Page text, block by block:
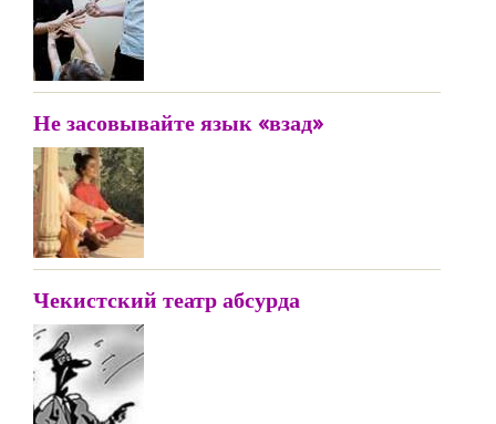
Не засовывайте язык «взад»
Чекистский театр абсурда